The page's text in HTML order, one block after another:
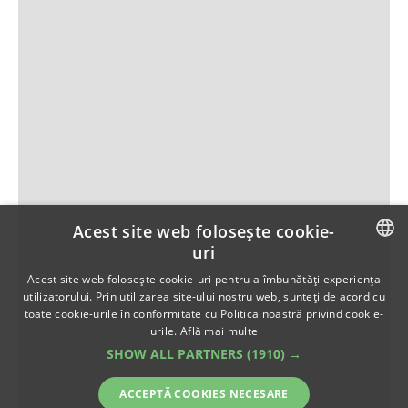
ROMANIAN
Acest site web folosește cookie-
uri
Acest site web folosește cookie-uri pentru a îmbunătăți experiența
utilizatorului. Prin utilizarea site-ului nostru web, sunteți de acord cu
toate cookie-urile în conformitate cu Politica noastră privind cookie-
urile. Află mai multe
SHOW ALL PARTNERS (1910) →
ACCEPTĂ COOKIES NECESARE